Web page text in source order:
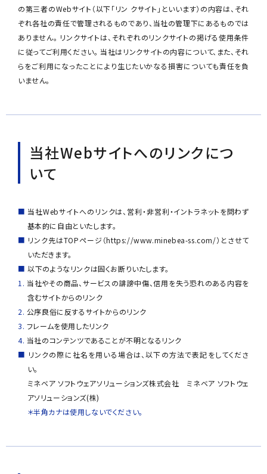
の第三者のWebサイト（以下｢リン クサイト｣といいます）の内容は、それ
ぞれ各社の責任で管理されるものであり、当社の管理下にあるものでは
ありません。 リンクサイトは、それぞれのリンクサイトの掲げる使用条件
に従ってご利用ください。 当社はリンクサイトの内容について、また、それ
らをご利用になったことにより生じたいかなる損害についても責任を負
いません。
当社Webサイトへのリンクにつ
いて
当社Webサイトへのリンクは、営利・非営利・イントラネットを問わず
基本的に自由といたします。
リンク先はTOPページ（https://www.minebea-ss.com/）とさせて
いただきます。
以下のようなリンクは固くお断りいたします。
当社やその商品、サービスの誹謗中傷、信用を失う恐れのある内容を
含むサイトからのリンク
公序良俗に反するサイトからのリンク
フレームを使用したリンク
当社のコンテンツであることが不明となるリンク
リンクの際に社名を用いる場合は、以下の方法で表記をしてくださ
い。
ミネベア ソフトウェアソリューションズ株式会社 ミネベア ソフトウェ
アソリューションズ(株)
＊半角カナは使用しないでください。